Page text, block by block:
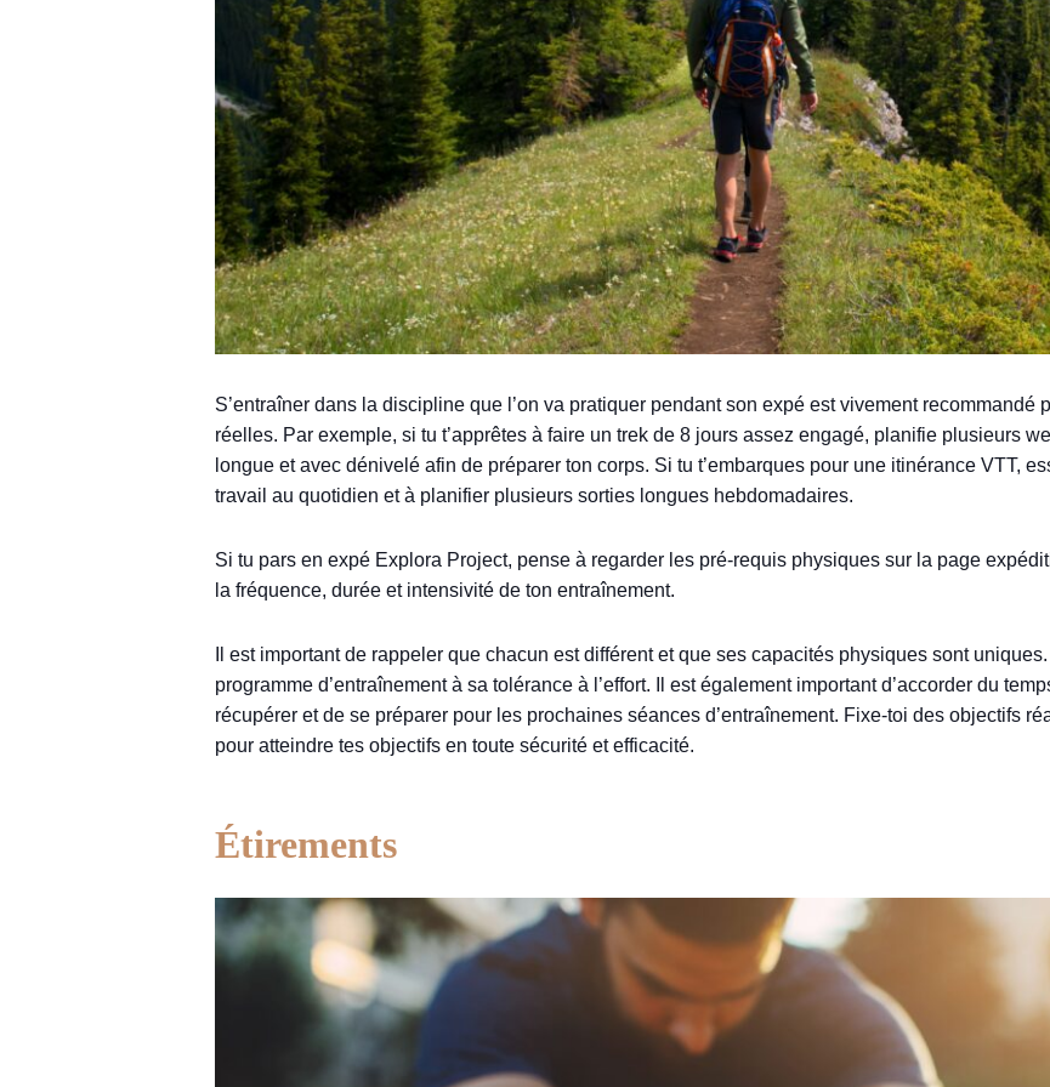
S’entraîner dans la discipline que l’on va pratiquer pendant son expé est vivement recommandé
réelles. Par exemple, si tu t’apprêtes à faire un trek de 8 jours assez engagé, planifie plusieurs
longue et avec dénivelé afin de préparer ton corps. Si tu t’embarques pour une itinérance VTT,
travail au quotidien et à planifier plusieurs sorties longues hebdomadaires.
Si tu pars en expé Explora Project, pense à regarder les pré-requis physiques sur la page
la fréquence, durée et intensivité de ton entraînement.
Il est important de rappeler que chacun est différent et que ses capacités physiques sont
programme d’entraînement à sa tolérance à l’effort. Il est également important d’accorder du
récupérer et de se préparer pour les prochaines séances d’entraînement. Fixe-toi des objectifs
pour atteindre tes objectifs en toute sécurité et efficacité.
Étirements